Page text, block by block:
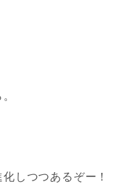
しつつあるぞー！